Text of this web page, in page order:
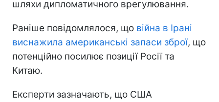
шляхи дипломатичного врегулювання.
Раніше повідомлялося, що війна в Ірані
виснажила американські запаси зброї, що
потенційно посилює позиції Росії та
Китаю.
Експерти зазначають, що США